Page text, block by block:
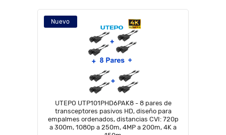
Nuevo
UTEPO UTP101PHD6PAK8 - 8 pares de
transceptores pasivos HD, diseño para
empalmes ordenados, distancias CVI: 720p
a 300m, 1080p a 250m, 4MP a 200m, 4K a